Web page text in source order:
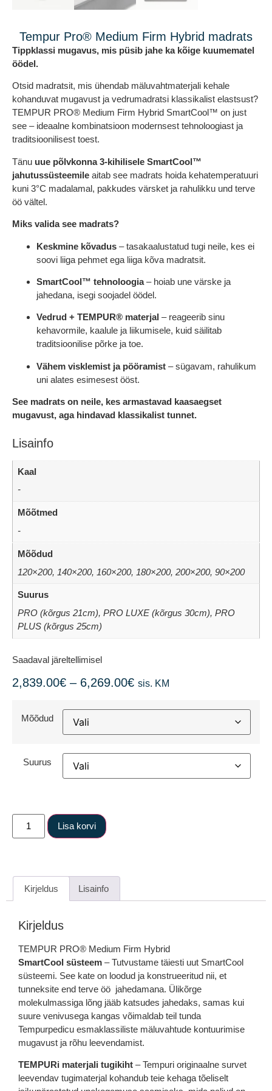
Tempur Pro® Medium Firm Hybrid madrats
Tippklassi mugavus, mis püsib jahe ka kõige kuumematel
öödel.
Otsid madratsit, mis ühendab mäluvahtmaterjali kehale
kohanduvat mugavust ja vedrumadratsi klassikalist elastsust?
TEMPUR PRO® Medium Firm Hybrid SmartCool™ on just
see – ideaalne kombinatsioon modernsest tehnoloogiast ja
traditsioonilisest toest.
Tänu uue põlvkonna 3-kihilisele SmartCool™
jahutussüsteemile aitab see madrats hoida kehatemperatuuri
kuni 3°C madalamal, pakkudes värsket ja rahulikku und terve
öö vältel.
Miks valida see madrats?
Keskmine kõvadus – tasakaalustatud tugi neile, kes ei
soovi liiga pehmet ega liiga kõva madratsit.
SmartCool™ tehnoloogia– hoiab une värske ja
jahedana, isegi soojadel öödel.
Vedrud + TEMPUR® materjal – reageerib sinu
kehavormile, kaalule ja liikumisele, kuid säilitab
traditsioonilise põrke ja toe.
Vähem visklemist ja pööramist – sügavam, rahulikum
uni alates esimesest ööst.
See madrats on neile, kes armastavad kaasaegset
mugavust, aga hindavad klassikalist tunnet.
Lisainfo
Kaal
-
Mõõtmed
-
Mõõdud
120×200, 140×200, 160×200, 180×200, 200×200, 90×200
Suurus
PRO (kõrgus 21cm), PRO LUXE (kõrgus 30cm), PRO
PLUS (kõrgus 25cm)
Saadaval järeltellimisel
2,839.00€ – 6,269.00€ sis. KM
Mõõdud
Suurus
Lisa korvi
Kirjeldus Lisainfo
Kirjeldus
TEMPUR PRO® Medium Firm Hybrid
SmartCool süsteem – Tutvustame täiesti uut SmartCool
süsteemi. See kate on loodud ja konstrueeritud nii, et
tunneksite end terve öö jahedamana. Ülikõrge
molekulmassiga lõng jääb katsudes jahedaks, samas kui
suure venivusega kangas võimaldab teil tunda
Tempurpedicu esmaklassiliste mäluvahtude kontuurimise
mugavust ja rõhu leevendamist.
TEMPURi materjali tugikiht – Tempuri originaalne survet
leevendav tugimaterjal kohandub teie kehaga tõeliselt